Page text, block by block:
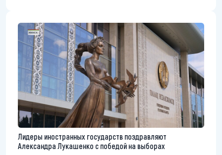
Лидеры иностранных государств поздравляют
Александра Лукашенко с победой на выборах